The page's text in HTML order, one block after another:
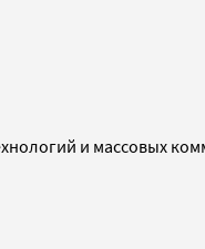
и массовых